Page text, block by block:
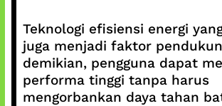
Teknologi efisiensi energi
juga menjadi faktor
demikian, pengguna dapat
performa tinggi tanpa harus
mengorbankan daya tahan